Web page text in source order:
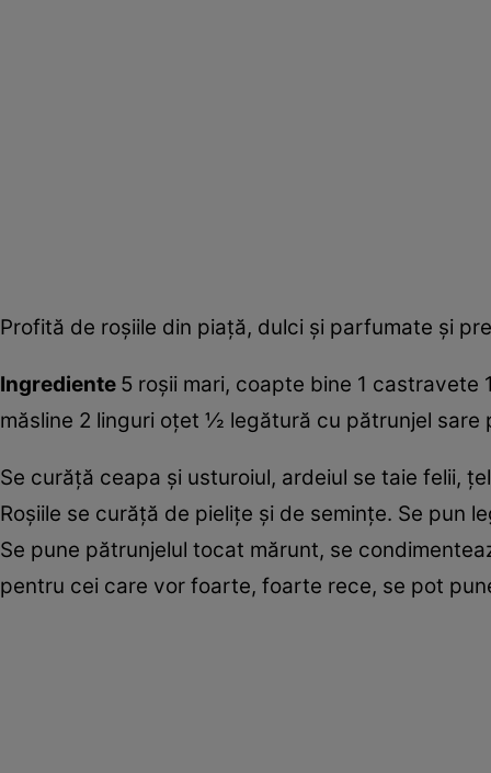
Profită de roşiile din piaţă, dulci şi parfumate şi
Ingrediente 5 roşii mari, coapte bine 1 castravete
măsline 2 linguri oţet ½ legătură cu pătrunjel sare
Se curăţă ceapa şi usturoiul, ardeiul se taie felii,
Roşiile se curăţă de pieliţe şi de seminţe. Se pun
Se pune pătrunjelul tocat mărunt, se
pentru cei care vor foarte, foarte rece, se pot